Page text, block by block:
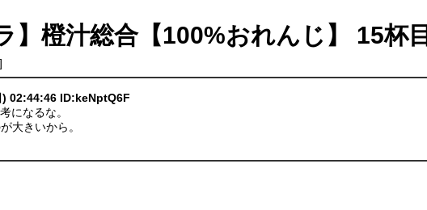
】橙汁総合【100%おれんじ】 15杯
) 02:44:46 ID:keNptQ6F
になるな。
大きいから。